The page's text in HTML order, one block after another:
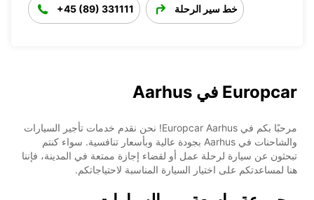
+45 (89) 331111 خط سير الرحلة
Europcar في Aarhus
مرحبًا بكم في Europcar Aarhus! نحن نقدم خدمات تأجير السيارات
والشاحنات في Aarhus بجودة عالية وبأسعار تنافسية. سواء كنتم
تبحثون عن سيارة لرحلة عمل أو لقضاء إجازة ممتعة في المدينة، فإننا
هنا لمساعدتكم على اختيار السيارة المناسبة لاحتياجاتكم.